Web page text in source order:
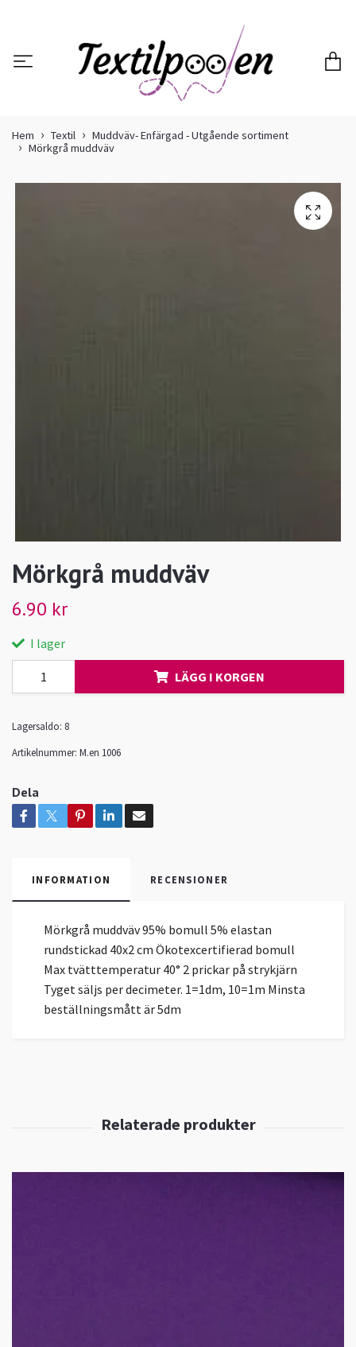
Hem Textil
Muddväv- Enfärgad - Utgående sortiment
Mörkgrå muddväv
Mörkgrå muddväv
6.90 kr
I lager
LÄGG I KORGEN
Lagersaldo: 8
Artikelnummer: M.en 1006
Dela
INFORMATION RECENSIONER
Mörkgrå muddväv 95% bomull 5% elastan
rundstickad 40x2 cm Ökotexcertifierad bomull
Max tvätttemperatur 40° 2 prickar på strykjärn
Tyget säljs per decimeter. 1=1dm, 10=1m Minsta
beställningsmått är 5dm